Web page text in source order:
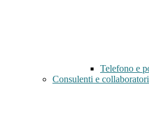
Telefono e
Consulenti e collaboratori